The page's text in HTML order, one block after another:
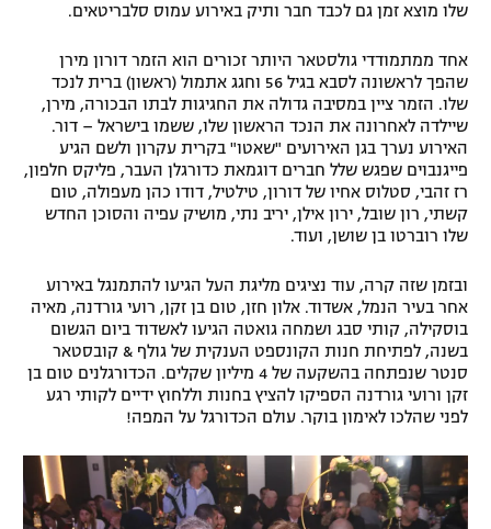
גיימינג E-Sports
תנאי שימוש
מדיניות פרטיות
תקנון פעילות ספורט 1
רשיון להקרנה פומבית לבית עסק
הצטרפות לחבילת הערוצים
לוח דרושים – ג'ובנט
המגזין
בייסבול MLB
ספורט אתגרי ואקסטרים
אומנויות לחימה
גיימינג E-Sports
שלו מוצא זמן גם לכבד חבר ותיק באירוע עמוס סלבריטאים.
אחד ממתמודדי גולסטאר היותר זכורים הוא הזמר דורון מירן
שהפך לראשונה לסבא בגיל 56 וחגג אתמול (ראשון) ברית לנכד
שלו. הזמר ציין במסיבה גדולה את החגיגות לבתו הבכורה, מירן,
שיילדה לאחרונה את הנכד הראשון שלו, ששמו בישראל – דור.
האירוע נערך בגן האירועים "שאטו" בקרית עקרון ולשם הגיע
פייגנבוים שפגש שלל חברים דוגמאת כדורגלן העבר, פליקס חלפון,
רז זהבי, סטלוס אחיו של דורון, טילטיל, דודו כהן מעפולה, טום
קשתי, רון שובל, ירון אילן, יריב נתי, מושיק עפיה והסוכן החדש
שלו רוברטו בן שושן, ועוד.
ובזמן שזה קרה, עוד נציגים מליגת העל הגיעו להתמנגל באירוע
אחר בעיר הנמל, אשדוד. אלון חזן, טום בן זקן, רועי גורדנה, מאיה
בוסקילה, קותי סבג ושמחה גואטה הגיעו לאשדוד ביום הגשום
בשנה, לפתיחת חנות הקונספט הענקית של גולף & קובסטאר
סנטר שנפתחה בהשקעה של 4 מיליון שקלים. הכדורגלנים טום בן
זקן ורועי גורדנה הספיקו להציץ בחנות וללחוץ ידיים לקותי רגע
לפני שהלכו לאימון בוקר. עולם הכדורגל על המפה!